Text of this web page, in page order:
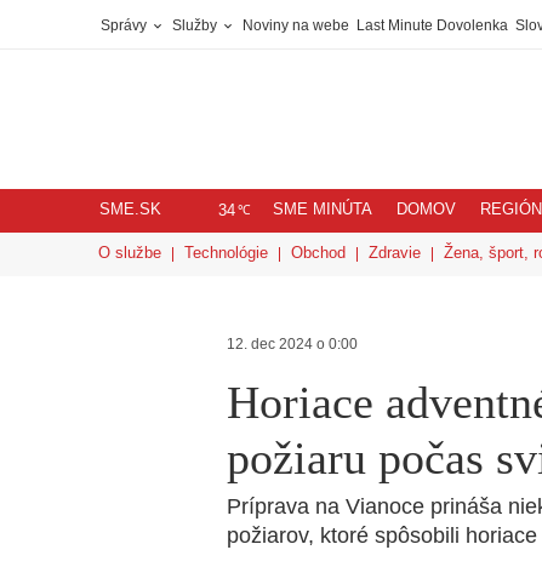
Správy Služby Noviny na webe Last Minute Dovolenka
SME.SK 34℃ SME MINÚTA DOMOV
O službe Technológie Obchod Zdravie Žena, šport,
12. dec 2024 o 0:00
Horiace
požiaru počas
Príprava na Vianoce prináša
požiarov, ktoré spôsobili